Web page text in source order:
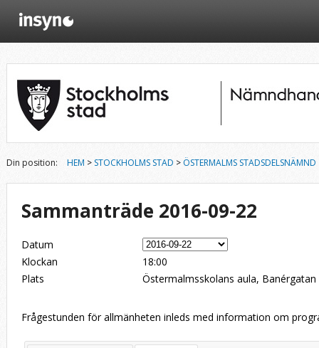
Din position: HEM > STOCKHOLMS STAD >ÖSTERMALMS STADSDELSNÄMND
Sammanträde 2016-09-22
Datum
Klockan
18:00
Plats
Östermalmsskolans aula, Banérgatan
Frågestunden för allmänheten inleds med information om